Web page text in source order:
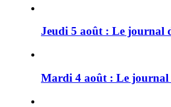
Jeudi 5 août : Le journal
Mardi 4 août : Le journal